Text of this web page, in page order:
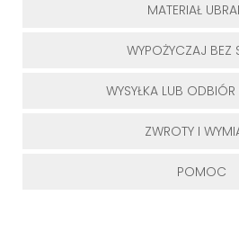
MATERIAŁ
WYPOŻYCZAJ BEZ
WYSYŁKA LUB
ZWROTY I
POMOC